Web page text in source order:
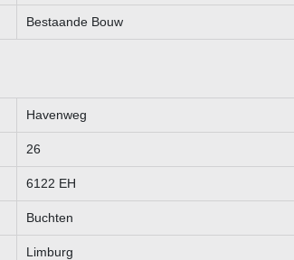
Bestaande Bouw
Havenweg
26
6122 EH
Buchten
Limburg